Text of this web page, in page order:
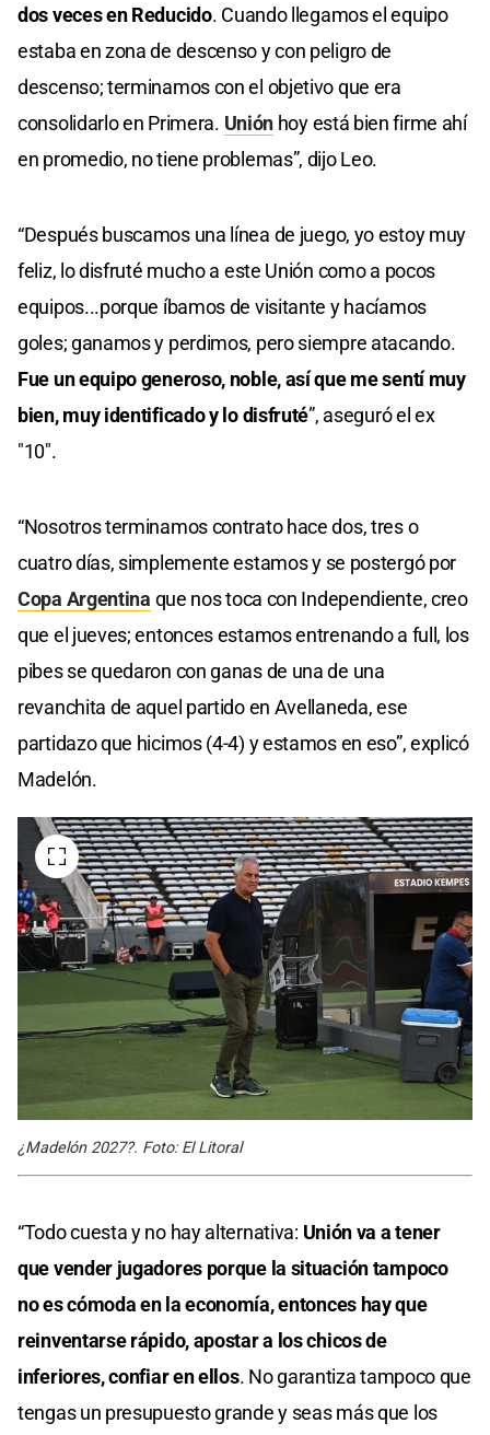
dos veces en Reducido. Cuando llegamos el equipo
estaba en zona de descenso y con peligro de
descenso; terminamos con el objetivo que era
consolidarlo en Primera. Unión hoy está bien firme ahí
en promedio, no tiene problemas”, dijo Leo.
“Después buscamos una línea de juego, yo estoy muy
feliz, lo disfruté mucho a este Unión como a pocos
equipos...porque íbamos de visitante y hacíamos
goles; ganamos y perdimos, pero siempre atacando.
Fue un equipo generoso, noble, así que me sentí muy
bien, muy identificado y lo disfruté”, aseguró el ex
"10".
“Nosotros terminamos contrato hace dos, tres o
cuatro días, simplemente estamos y se postergó por
Copa Argentina que nos toca con Independiente, creo
que el jueves; entonces estamos entrenando a full, los
pibes se quedaron con ganas de una de una
revanchita de aquel partido en Avellaneda, ese
partidazo que hicimos (4-4) y estamos en eso”, explicó
Madelón.
¿Madelón 2027?. Foto: El Litoral
“Todo cuesta y no hay alternativa: Unión va a tener
que vender jugadores porque la situación tampoco
no es cómoda en la economía, entonces hay que
reinventarse rápido, apostar a los chicos de
inferiores, confiar en ellos. No garantiza tampoco que
tengas un presupuesto grande y seas más que los